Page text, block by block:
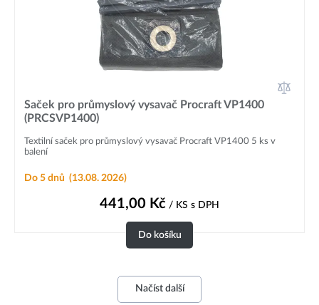
Saček pro průmyslový vysavač Procraft VP1400
(PRCSVP1400)
Textilní saček pro průmyslový vysavač Procraft VP1400 5 ks v
balení
Do 5 dnů (13.08. 2026)
441,00 Kč / KS s DPH
Do košíku
Načíst další